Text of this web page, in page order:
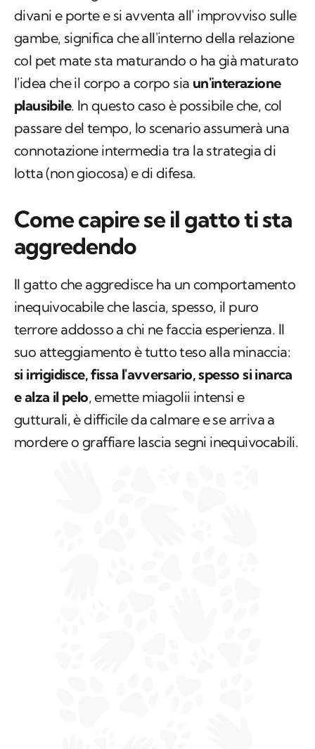
divani e porte e si avventa all' improvviso sulle
gambe, significa che all'interno della relazione
col pet mate sta maturando o ha già maturato
l'idea che il corpo a corpo sia un'interazione
plausibile. In questo caso è possibile che, col
passare del tempo, lo scenario assumerà una
connotazione intermedia tra la strategia di
lotta (non giocosa) e di difesa.
Come capire se il gatto ti sta
aggredendo
Il gatto che aggredisce ha un comportamento
inequivocabile che lascia, spesso, il puro
terrore addosso a chi ne faccia esperienza. Il
suo atteggiamento è tutto teso alla minaccia:
si irrigidisce, fissa l'avversario, spesso si inarca
e alza il pelo, emette miagolii intensi e
gutturali, è difficile da calmare e se arriva a
mordere o graffiare lascia segni inequivocabili.